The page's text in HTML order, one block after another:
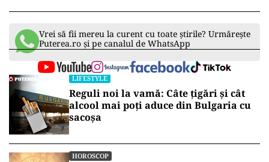
Vrei să fii mereu la curent cu toate știrile? Urmărește
Puterea.ro și pe canalul de WhatsApp
LIFESTYLE
Reguli noi la vamă: Câte țigări și cât
alcool mai poți aduce din Bulgaria cu
sacoșa
HOROSCOP